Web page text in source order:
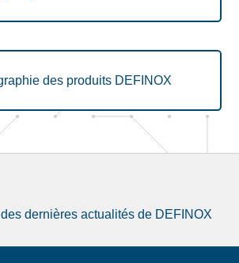
des produits DEFINOX
dernières actualités de DEFINOX